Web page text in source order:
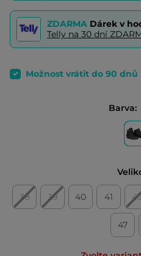
ZDARMA Dárek v
Telly na 30 dní
Možnost vrátit do 90 dnů
Barva:
38 39 40 41
47